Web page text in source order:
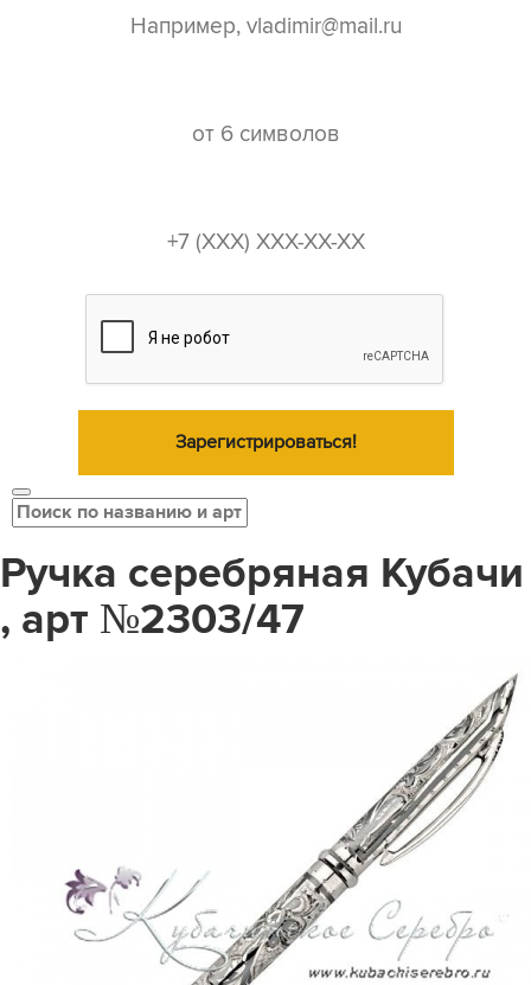
Зарегистрироваться!
Ручка серебряная Кубачи
, арт №2303/47